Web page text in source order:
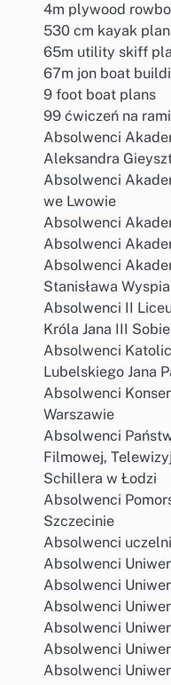
4m plywood
530 cm kayak
65m utility skiff
67m jon boat
9 foot boat plans
99 ćwiczeń na
Absolwenci
Aleksandra
Absolwenci
we Lwowie
Absolwenci
Absolwenci
Absolwenci
Stanisława
Absolwenci II
Króla Jana III
Absolwenci
Lubelskiego Jana
Absolwenci
Warszawie
Absolwenci
Filmowej,
Schillera w Łodzi
Absolwenci
Szczecinie
Absolwenci
Absolwenci
Absolwenci
Absolwenci
Absolwenci
Absolwenci
Absolwenci